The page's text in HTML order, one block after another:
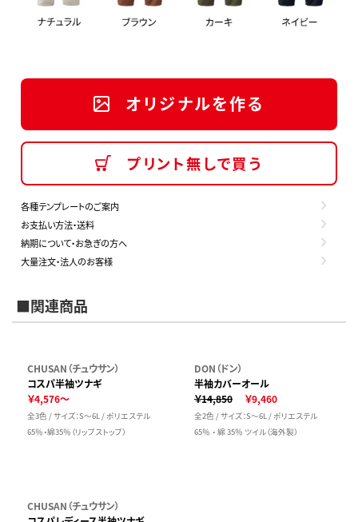
オリジナルを作る
プリント無しで買う
各種テンプレートのご案内
お支払い方法・送料
納期について・お急ぎの方へ
大量注文・法人のお客様
■関連商品
CHUSAN（チュウサン）
コスパ半袖ツナギ
￥4,576～
全3色 / サイズ：S～6L / ポリエステル
65％・綿35％（リップストップ）
DON（ドン）
半袖カバーオール
￥14,850
￥9,460
全2色 / サイズ：S～6L / ポリエステル
65％ ・ 綿 35％ ツイル（海外製）
CHUSAN（チュウサン）